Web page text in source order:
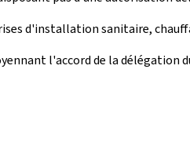
d'installation sanitaire,
l'accord de la délégation